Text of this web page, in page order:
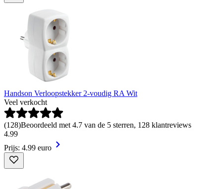
Handson Verloopstekker 2-voudig RA Wit
Veel verkocht
(128)Beoordeeld met 4.7 van de 5 sterren, 128 klantreviews
4.99
Prijs: 4.99 euro